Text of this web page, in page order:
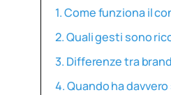
Come funziona il
Quali gesti sono
Differenze tra
Quando ha